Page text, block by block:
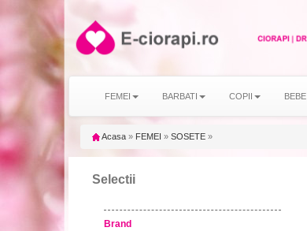
FEMEI BARBATI COPII BEBE
Acasa » FEMEI » SOSETE »
Selectii
Brand